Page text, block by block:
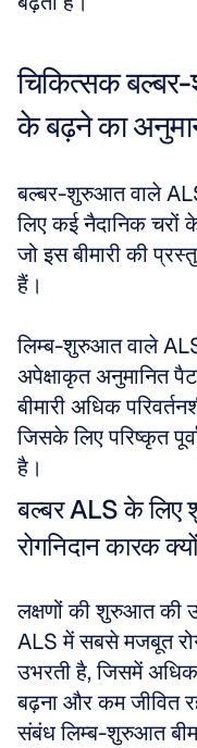
चिकित्सक
के बढ़ने का
बल्बर-शुरुआत वाले
लिए कई नैदानिक चरों
जो इस बीमारी की
हैं।
लिम्ब-शुरुआत वाले ALS
अपेक्षाकृत अनुमानित
बीमारी अधिक
जिसके लिए परिष्कृत
है।
बल्बर ALS के लिए
रोगनिदान कारक
लक्षणों की शुरुआत की
ALS में सबसे मजबूत
उभरती है, जिसमें अधिक
बढ़ना और कम जीवित
संबंध लिम्ब-शुरुआत